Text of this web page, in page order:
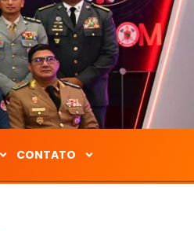
CONTATO